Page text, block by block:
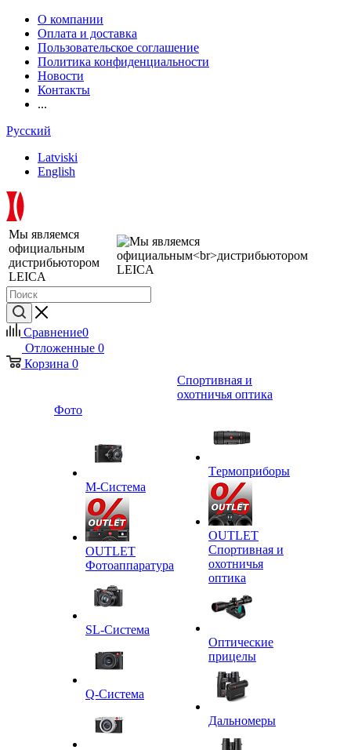
О компании
Оплата и доставка
Пользовательское соглашение
Политика конфиденциальности
Новости
Контакты
...
Русский
Latviski
English
Мы являемся
официальным
дистрибьютором
LEICA
Сравнение0
Отложенные 0
Корзина 0
Фото
M-Система
OUTLET
Фотоаппаратура
SL-Система
Q-Cистема
Спортивная и
охотничья оптика
Tермоприборы
OUTLET
Спортивная и
охотничья
оптика
Оптические
прицелы
Дальномеры